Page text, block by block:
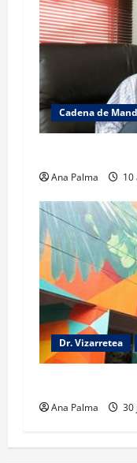
Cadena de
Ana Palma 10
Dr. Vizarretea
Ana Palma 30